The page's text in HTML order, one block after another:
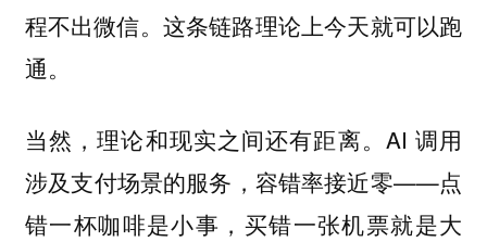
程不出微信。这条链路理论上今天就可以跑
通。
当然，理论和现实之间还有距离。AI 调用
涉及支付场景的服务，容错率接近零——点
错一杯咖啡是小事，买错一张机票就是大